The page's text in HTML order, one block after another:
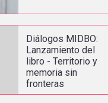
Diálogos MIDBO:
Lanzamiento del
libro - Territorio y
memoria sin
fronteras